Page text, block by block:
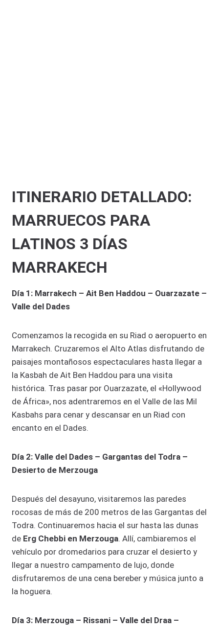
ITINERARIO DETALLADO:
MARRUECOS PARA
LATINOS 3 DÍAS
MARRAKECH
Día 1: Marrakech – Ait Ben Haddou – Ouarzazate –
Valle del Dades
Comenzamos la recogida en su Riad o aeropuerto en
Marrakech. Cruzaremos el Alto Atlas disfrutando de
paisajes montañosos espectaculares hasta llegar a
la Kasbah de Ait Ben Haddou para una visita
histórica. Tras pasar por Ouarzazate, el «Hollywood
de África», nos adentraremos en el Valle de las Mil
Kasbahs para cenar y descansar en un Riad con
encanto en el Dades.
Día 2: Valle del Dades – Gargantas del Todra –
Desierto de Merzouga
Después del desayuno, visitaremos las paredes
rocosas de más de 200 metros de las Gargantas del
Todra. Continuaremos hacia el sur hasta las dunas
de Erg Chebbi en Merzouga. Allí, cambiaremos el
vehículo por dromedarios para cruzar el desierto y
llegar a nuestro campamento de lujo, donde
disfrutaremos de una cena bereber y música junto a
la hoguera.
Día 3: Merzouga – Rissani – Valle del Draa –